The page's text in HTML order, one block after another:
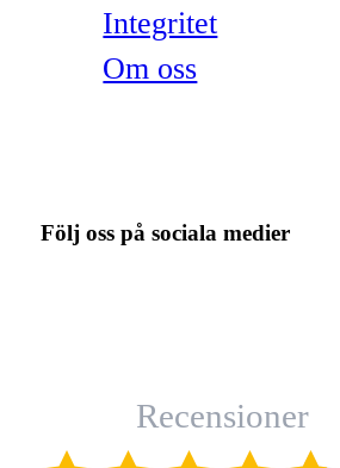
Integritet
Om oss
Följ oss på sociala medier
Recensioner